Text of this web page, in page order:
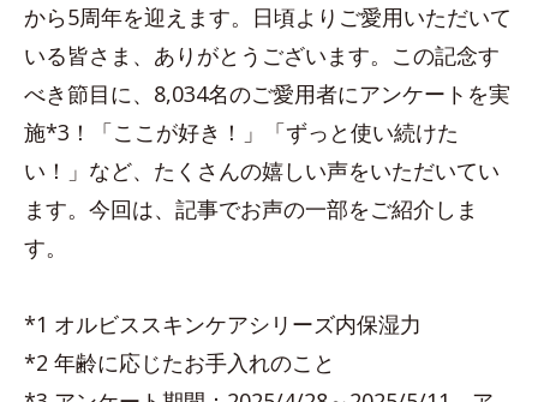
から5周年を迎えます。日頃よりご愛用いただいて
いる皆さま、ありがとうございます。この記念す
べき節目に、8,034名のご愛用者にアンケートを実
施*3！「ここが好き！」「ずっと使い続けた
い！」など、たくさんの嬉しい声をいただいてい
ます。今回は、記事でお声の一部をご紹介しま
す。
*1 オルビススキンケアシリーズ内保湿力
*2 年齢に応じたお手入れのこと